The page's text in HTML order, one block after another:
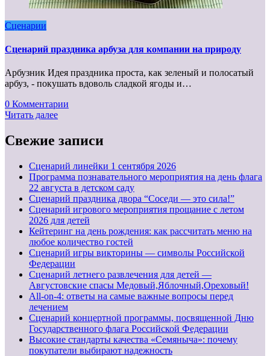
Сценарии
Сценарий праздника арбуза для компании на природу
Арбузник Идея праздника проста, как зеленый и полосатый
арбуз, - покушать вдоволь сладкой ягоды и…
0 Комментарии
Читать далее
Свежие записи
Cценарий линейки 1 сентября 2026
Программа познавательного мероприятия на день флага
22 августа в детском саду
Сценарий праздника двора “Соседи — это сила!”
Сценарий игрового мероприятия прощание с летом
2026 для детей
Кейтеринг на день рождения: как рассчитать меню на
любое количество гостей
Сценарий игры викторины — символы Российской
Федерации
Сценарий летнего развлечения для детей —
Августовские спасы Медовый,Яблочный,Ореховый!
All-on-4: ответы на самые важные вопросы перед
лечением
Сценарий концертной программы, посвященной Дню
Государственного флага Российской Федерации
Высокие стандарты качества «Семяныча»: почему
покупатели выбирают надежность